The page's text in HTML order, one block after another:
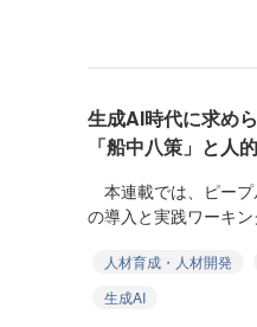
生成AI時代に求め
「船中八策」と人
本連載では、ピー
の導入と実践ワーキ
人材育成・人材開発
生成AI